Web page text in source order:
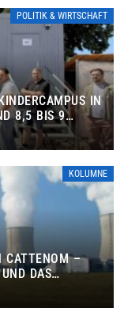
POLITIK & WIRTSCHAFT
IN
8,5 BIS 9
KOLUMNE
CATTENOM –
DAS